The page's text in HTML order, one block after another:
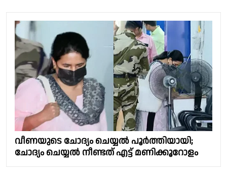
വീണയുടെ ചോദ്യം ചെയ്യൽ പൂർത്തിയായി;
ചോദ്യം ചെയ്യൽ നീണ്ടത് എട്ട് മണിക്കൂറോളം